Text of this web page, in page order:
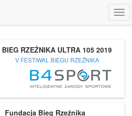
BIEG RZEŹNIKA ULTRA 105 2019
V FESTIWAL BIEGU RZEŹNIKA
Fundacja Bieg Rzeźnika